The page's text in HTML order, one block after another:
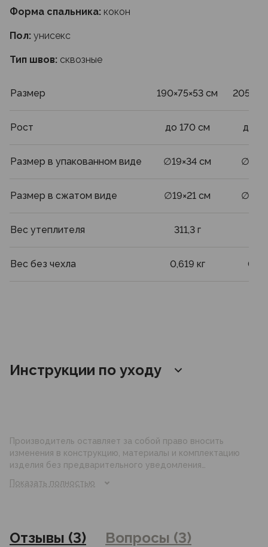
Инструкции по уходу
Форма спальника: кокон
Пол: унисекс
Тип швов: сквозные
Размер 190×75×53 см
Рост до 170 см до
Размер в упакованном виде ∅19×34 см
Размер в сжатом виде ∅19×21 см
Вес утеплителя 311,3 г
Вес без чехла 0,619 кг
Производитель оставляет за собой право вносить
изменения в конструкцию, материалы и комплектацию
изделия без предварительного уведомления
отличаться от реального цвета товара, что связано с
магазинах
Показать полностью
Отзывы (3) Вопросы (3)